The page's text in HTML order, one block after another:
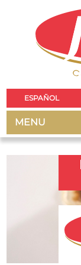
ESPAÑOL
MENU